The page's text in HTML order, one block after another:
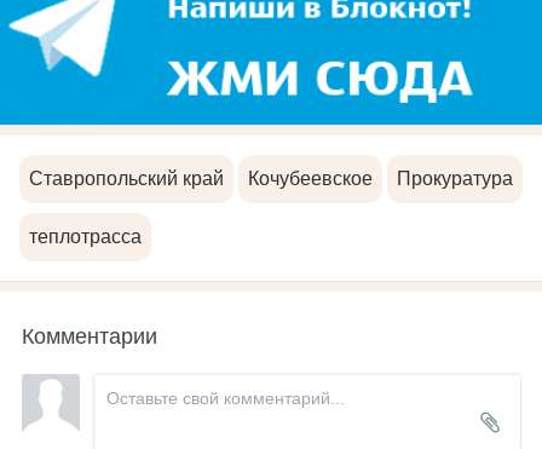
Ставропольский край Кочубеевское Прокуратура
теплотрасса
Комментарии